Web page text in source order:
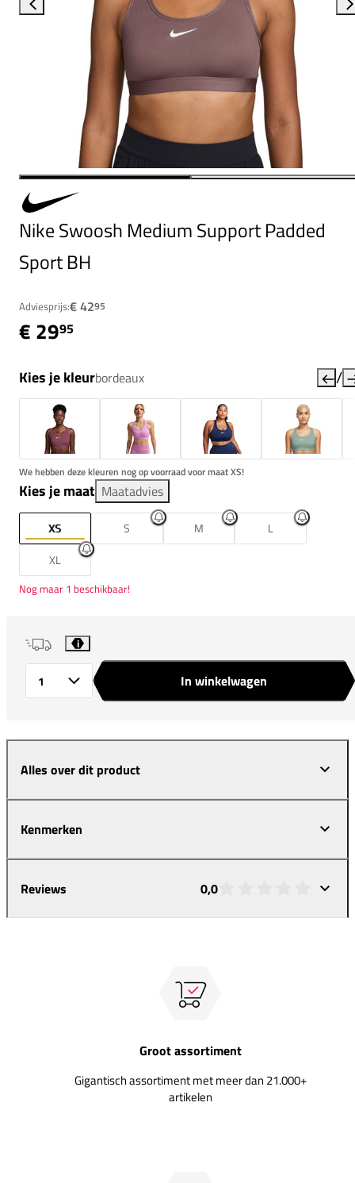
Nike Swoosh Medium Support Padded
Sport BH
Adviesprijs:€ 4295
€ 2995
Kies je kleurbordeaux /
We hebben deze kleuren nog op voorraad voor maat XS!
Kies je maat Maatadvies
XS S M
L
XL
Nog maar 1 beschikbaar!
i
In winkelwagen
Alles over dit product
Kenmerken
Reviews 0,0
Groot assortiment
Gigantisch assortiment met meer dan 21.000+
artikelen